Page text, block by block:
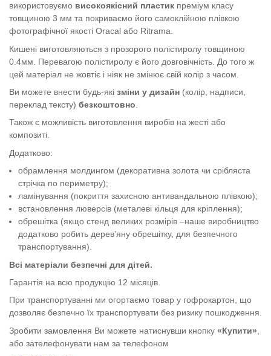
використовуємо високоякісний пластик преміум класу
товщиною 3 мм та покриваємо його самоклійною плівкою
фотографічної якості Oracal або Ritrama.
Кишені виготовляються з прозорого полістиролу товщиною
0.4мм. Перевагою полістиролу є його довговічність. До того ж
цей матеріал не жовтіє і ніяк не змінює свій колір з часом.
Ви можете внести будь-які зміни у дизайн (колір, надписи,
переклад тексту) безкоштовно
Також є можливість виготовлення виробів на жесті або
композиті.
Додатково:
обрамлення молдингом (декоративна золота чи срібляста
стрічка по периметру);
ламінування (покриття захисною антивандальною плівкою);
встановлення люверсів (металеві кільця для кріплення);
обрешітка (якщо стенд великих розмірів –наше виробництво
додатково робить дерев’яну обрешітку, для безпечного
транспортування).
Всі матеріали безпечні для дітей.
Гарантія на всю продукцію 12 місяців.
При транспортуванні ми огортаємо товар у гофрокартон, що
дозволяє безпечно їх транспортувати без ризику пошкодження.
Зробити замовлення Ви можете натиснувши кнопку «Купити»
або зателефонувати нам за телефоном